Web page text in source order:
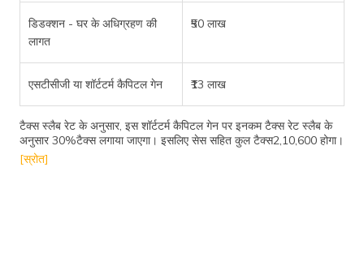
डिडक्शन - घर के अधिग्रहण की
लागत
₹50 लाख
एसटीसीजी या शॉर्टटर्म कैपिटल गेन ₹13 लाख
टैक्स स्लैब रेट के अनुसार, इस शॉर्टटर्म कैपिटल गेन पर इनकम टैक्स रेट स्लैब के
अनुसार 30%टैक्स लगाया जाएगा। इसलिए सेस सहित कुल टैक्स2,10,600 होगा।
[स्रोत]